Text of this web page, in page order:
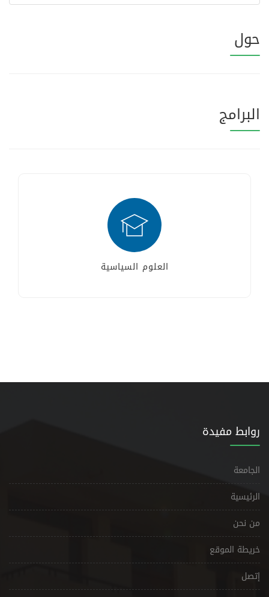
حول
البرامج
العلوم السياسية
روابط مفيدة
الجامعة
الرئيسية
من نحن
خريطة الموقع
إتصل